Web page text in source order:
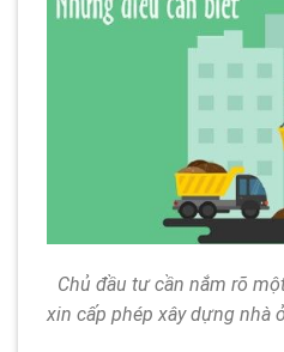
Chủ đầu tư cần nắm rõ
xin cấp phép xây dựng nhà